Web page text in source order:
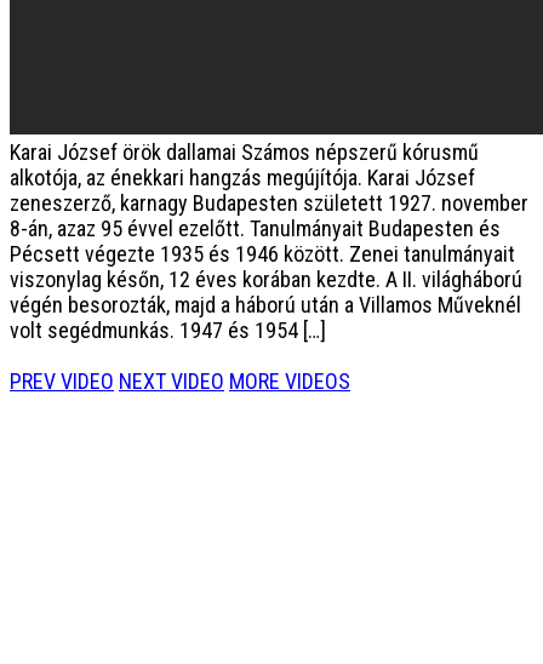
Karai József örök dallamai Számos népszerű kórusmű
alkotója, az énekkari hangzás megújítója. Karai József
zeneszerző, karnagy Budapesten született 1927. november
8-án, azaz 95 évvel ezelőtt. Tanulmányait Budapesten és
Pécsett végezte 1935 és 1946 között. Zenei tanulmányait
viszonylag későn, 12 éves korában kezdte. A II. világháború
végén besorozták, majd a háború után a Villamos Műveknél
volt segédmunkás. 1947 és 1954 […]
PREV VIDEO NEXT VIDEO MORE VIDEOS